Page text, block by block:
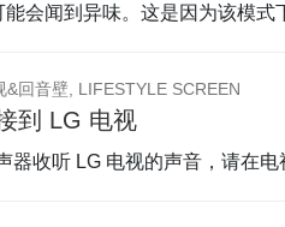
能会闻到异味。这是因为该模式
&回音壁, LIFESTYLE SCREEN
到 LG 电视
器收听 LG 电视的声音，请在电